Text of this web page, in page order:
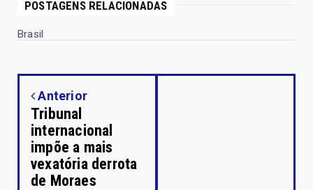
POSTAGENS RELACIONADAS
Brasil
Anterior
Tribunal
internacional
impõe a mais
vexatória derrota
de Moraes